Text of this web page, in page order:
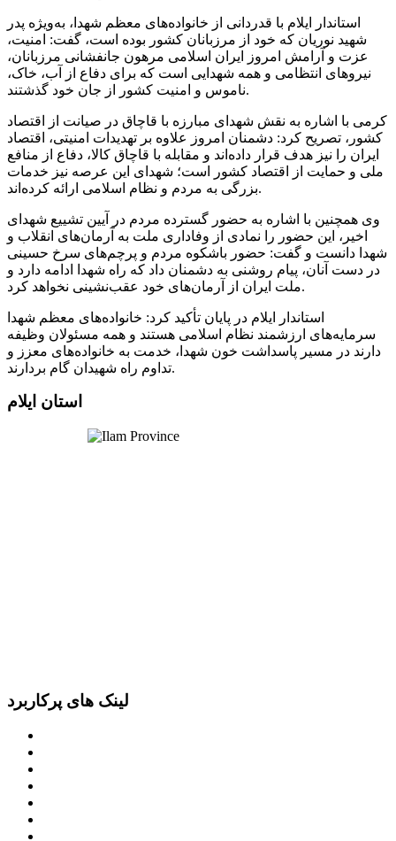
استاندار ایلام با قدردانی از خانواده‌های معظم شهدا، به‌ویژه پدر
شهید نوریان که خود از مرزبانان کشور بوده است، گفت: امنیت،
عزت و آرامش امروز ایران اسلامی مرهون جانفشانی مرزبانان،
نیروهای انتظامی و همه شهدایی است که برای دفاع از آب، خاک،
ناموس و امنیت کشور از جان خود گذشتند.
کرمی با اشاره به نقش شهدای مبارزه با قاچاق در صیانت از اقتصاد
کشور، تصریح کرد: دشمنان امروز علاوه بر تهدیدات امنیتی، اقتصاد
ایران را نیز هدف قرار داده‌اند و مقابله با قاچاق کالا، دفاع از منافع
ملی و حمایت از اقتصاد کشور است؛ شهدای این عرصه نیز خدمات
بزرگی به مردم و نظام اسلامی ارائه کرده‌اند.
وی همچنین با اشاره به حضور گسترده مردم در آیین تشییع شهدای
اخیر، این حضور را نمادی از وفاداری ملت به آرمان‌های انقلاب و
شهدا دانست و گفت: حضور باشکوه مردم و پرچم‌های سرخ حسینی
در دست آنان، پیام روشنی به دشمنان داد که راه شهدا ادامه دارد و
ملت ایران از آرمان‌های خود عقب‌نشینی نخواهد کرد.
استاندار ایلام در پایان تأکید کرد: خانواده‌های معظم شهدا
سرمایه‌های ارزشمند نظام اسلامی هستند و همه مسئولان وظیفه
دارند در مسیر پاسداشت خون شهدا، خدمت به خانواده‌های معزز و
تداوم راه شهیدان گام بردارند.
استان ایلام
لینک های پرکاربرد